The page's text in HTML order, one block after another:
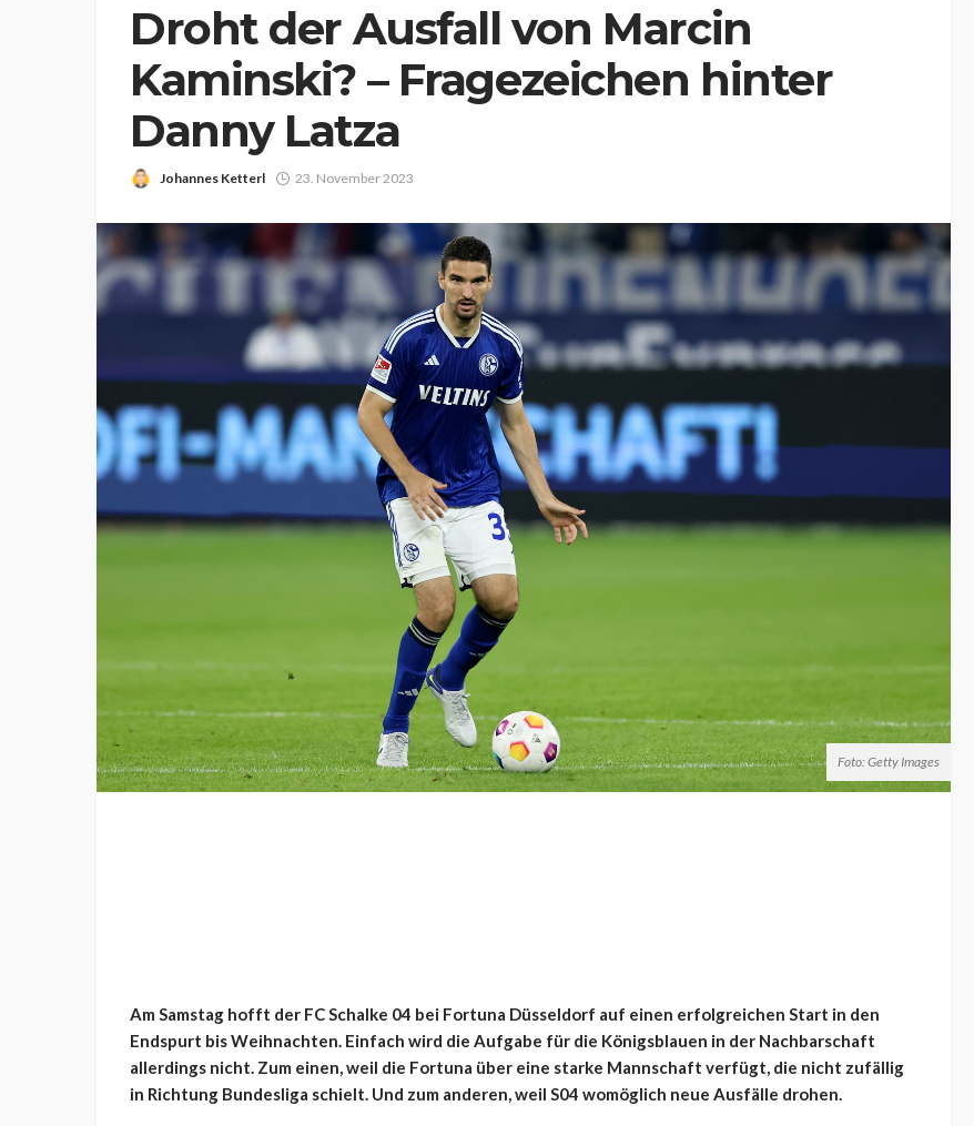
Droht der Ausfall von Marcin
Kaminski? – Fragezeichen hinter
Danny Latza
Johannes Ketterl 23. November 2023
Foto: Getty Images
Am Samstag hofft der FC Schalke 04 bei Fortuna Düsseldorf auf einen erfolgreichen Start in den
Endspurt bis Weihnachten. Einfach wird die Aufgabe für die Königsblauen in der Nachbarschaft
allerdings nicht. Zum einen, weil die Fortuna über eine starke Mannschaft verfügt, die nicht zufällig
in Richtung Bundesliga schielt. Und zum anderen, weil S04 womöglich neue Ausfälle drohen.